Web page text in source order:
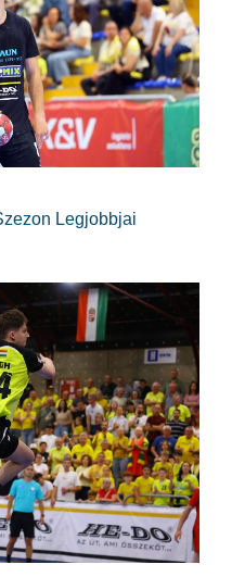
Legjobbjai